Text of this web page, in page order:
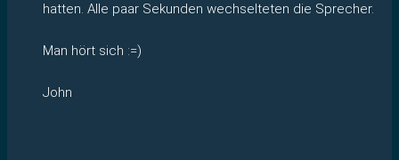
hatten. Alle paar Sekunden wechselteten die Sprecher.
Man hört sich :=)
John